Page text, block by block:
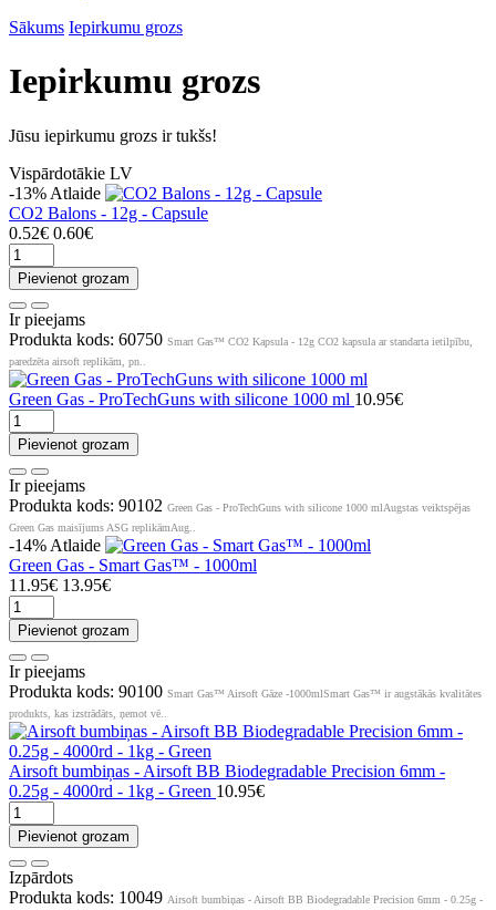
Sākums Iepirkumu grozs
Iepirkumu grozs
Jūsu iepirkumu grozs ir tukšs!
Vispārdotākie LV
-13% Atlaide
CO2 Balons - 12g - Capsule
0.52€ 0.60€
Pievienot grozam
Ir pieejams
Produkta kods: 60750 Smart Gas™ CO2 Kapsula - 12g CO2 kapsula ar standarta ietilpību,
paredzēta airsoft replikām, pn..
Green Gas - ProTechGuns with silicone 1000 ml 10.95€
Pievienot grozam
Ir pieejams
Produkta kods: 90102 Green Gas - ProTechGuns with silicone 1000 mlAugstas veiktspējas
Green Gas maisījums ASG replikāmAug..
-14% Atlaide
Green Gas - Smart Gas™ - 1000ml
11.95€ 13.95€
Pievienot grozam
Ir pieejams
Produkta kods: 90100 Smart Gas™ Airsoft Gāze -1000mlSmart Gas™ ir augstākās kvalitātes
produkts, kas izstrādāts, ņemot vē..
Airsoft bumbiņas - Airsoft BB Biodegradable Precision 6mm -
0.25g - 4000rd - 1kg - Green 10.95€
Pievienot grozam
Izpārdots
Produkta kods: 10049 Airsoft bumbiņas - Airsoft BB Biodegradable Precision 6mm - 0.25g -